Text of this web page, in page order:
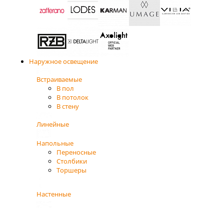
Наружное освещение
Встраиваемые
В пол
В потолок
В стену
Линейные
Напольные
Переносные
Столбики
Торшеры
Настенные